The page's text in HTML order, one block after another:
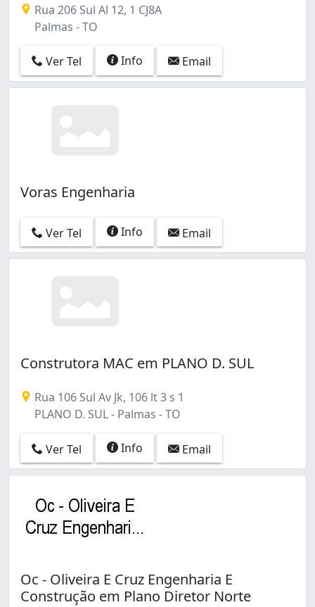
Rua 206 Sul Al 12, 1 CJ8A
Palmas - TO
Ver Tel Info Email
Voras Engenharia
Ver Tel Info Email
Construtora MAC em PLANO D. SUL
Rua 106 Sul Av Jk, 106 lt 3 s 1
PLANO D. SUL - Palmas - TO
Ver Tel Info Email
Oc - Oliveira E Cruz Engenharia E
Construção em Plano Diretor Norte